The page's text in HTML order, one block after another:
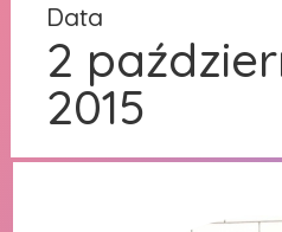
Data
2
2015